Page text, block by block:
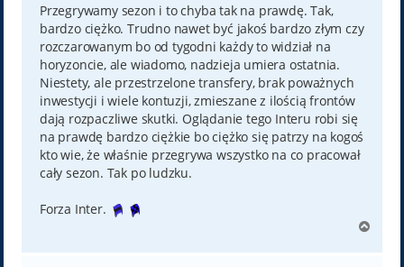
Przegrywamy sezon i to chyba tak na prawdę. Tak,
bardzo ciężko. Trudno nawet być jakoś bardzo złym czy
rozczarowanym bo od tygodni każdy to widział na
horyzoncie, ale wiadomo, nadzieja umiera ostatnia.
Niestety, ale przestrzelone transfery, brak poważnych
inwestycji i wiele kontuzji, zmieszane z ilością frontów
dają rozpaczliwe skutki. Oglądanie tego Interu robi się
na prawdę bardzo ciężkie bo ciężko się patrzy na kogoś
kto wie, że właśnie przegrywa wszystko na co pracował
cały sezon. Tak po ludzku.
Forza Inter.
g